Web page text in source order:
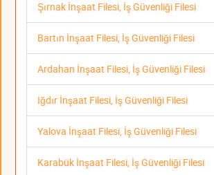
Şırnak İnşaat Filesi, İş Güvenliği Filesi
Bartın İnşaat Filesi, İş Güvenliği Filesi
Ardahan İnşaat Filesi, İş Güvenliği Filesi
Iğdır İnşaat Filesi, İş Güvenliği Filesi
Yalova İnşaat Filesi, İş Güvenliği Filesi
Karabük İnşaat Filesi, İş Güvenliği Filesi